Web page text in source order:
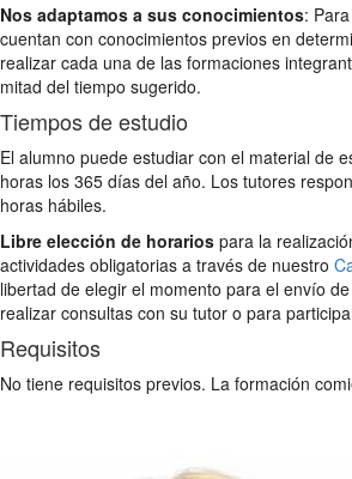
Nos adaptamos a sus conocimientos:
cuentan con conocimientos previos en
realizar cada una de las formaciones
mitad del tiempo sugerido.
Tiempos de estudio
El alumno puede estudiar con el material de
horas los 365 días del año. Los tutores
horas hábiles.
Libre elección de horarios para la
actividades obligatorias a través de nuestro
libertad de elegir el momento para el envío
realizar consultas con su tutor o para
Requisitos
No tiene requisitos previos. La formación